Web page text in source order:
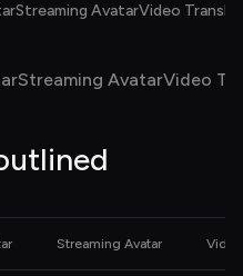
Streaming AvatarVideo
Streaming AvatarVideo
Streaming Avatar